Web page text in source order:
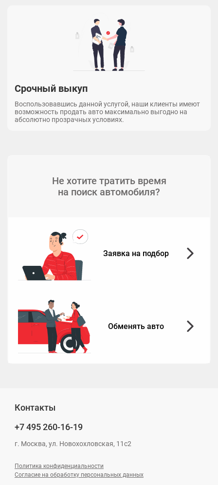
Срочный выкуп
Воспользовавшись данной услугой, наши клиенты имеют
возможность продать авто максимально выгодно на
абсолютно прозрачных условиях.
Не хотите тратить время
на поиск автомобиля?
Заявка на подбор
Обменять авто
Контакты
+7 495260-16-19
г. Москва, ул. Новохохловская, 11с2
Политика конфиденциальности
Согласие на обработку персональных данных